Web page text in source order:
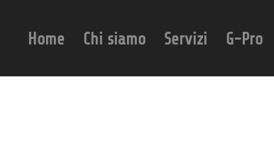
Home Chi siamo Servizi G-Pro